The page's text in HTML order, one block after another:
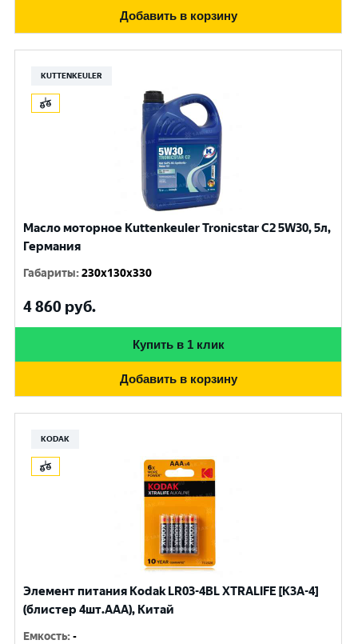
Добавить в корзину
KUTTENKEULER
Масло моторное Kuttenkeuler Tronicstar C2 5W30, 5л,
Германия
Габариты:230x130x330
4 860 руб.
Купить в 1 клик
Добавить в корзину
KODAK
Элемент питания Kodak LR03-4BL XTRALIFE [K3A-4]
(блистер 4шт.AАА), Китай
Емкость:-